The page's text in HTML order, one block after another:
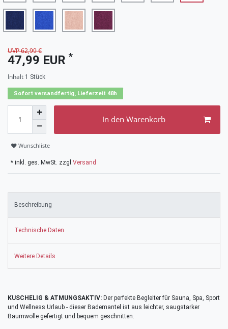
UVP 62,99 €
47,99 EUR *
Inhalt 1 Stück
Sofort versandfertig, Lieferzeit 48h
In den Warenkorb
Wunschliste
* inkl. ges. MwSt. zzgl. Versand
Beschreibung
Technische Daten
Weitere Details
KUSCHELIG & ATMUNGSAKTIV: Der perfekte Begleiter für Sauna, Spa, Sport
und Wellness Urlaub - dieser Bademantel ist aus leichter, saugstarker
Baumwolle gefertigt und bequem geschnitten.